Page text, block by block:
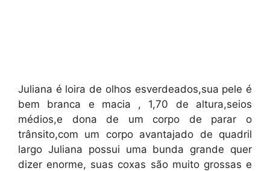
Juliana é loira de olhos esverdeados,sua pele é
bem branca e macia , 1,70 de altura,seios
médios,e dona de um corpo de parar o
trânsito,com um corpo avantajado de quadril
largo Juliana possui uma bunda grande quer
dizer enorme, suas coxas são muito grossas e